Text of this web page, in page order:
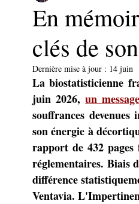
En
clés de
Dernière mise à jour : 14 juin
La biostatisticienne
juin 2026, un
souffrances
son énergie à
rapport de 432 pages
réglementaires. Biais
différence
Ventavia.